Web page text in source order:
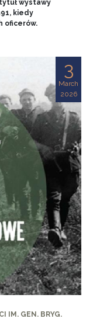
wystawy
kiedy
oficerów.
3
March
2026
IM. GEN. BRYG.